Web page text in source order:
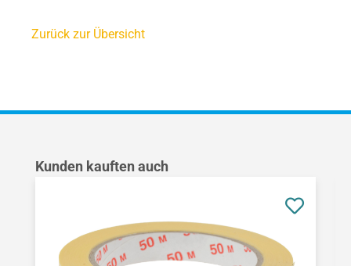
Zurück zur Übersicht
Produktgalerie überspringen
Kunden kauften auch